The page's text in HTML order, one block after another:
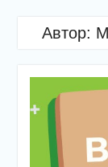
Автор: